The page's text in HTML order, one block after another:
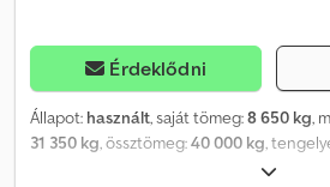
Érdeklődni
Állapot: használt, saját tömeg:8 650 kg,
31 350 kg, össztömeg:40 000 kg,
03/2012